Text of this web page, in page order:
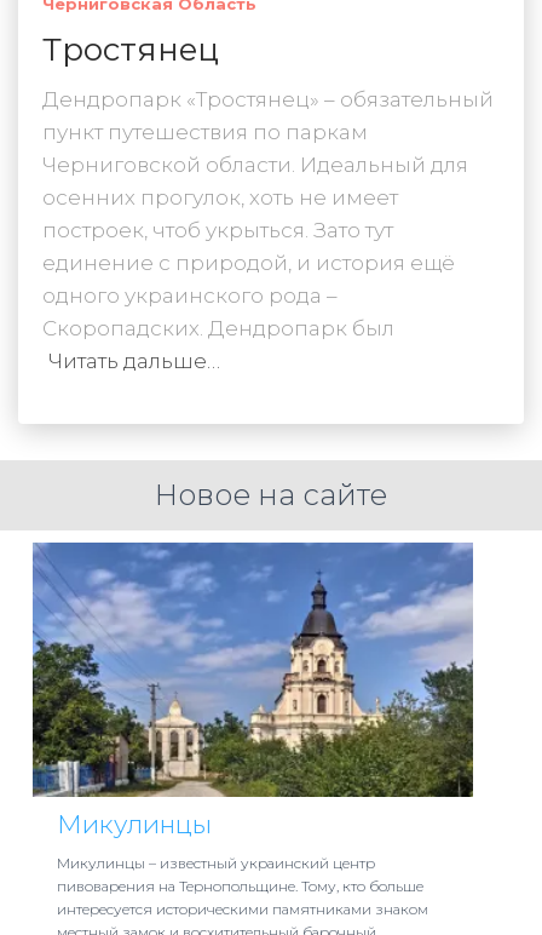
Тростянец
Дендропарк «Тростянец» – обязательный
пункт путешествия по паркам
Черниговской области. Идеальный для
осенних прогулок, хоть не имеет
построек, чтоб укрыться. Зато тут
единение с природой, и история ещё
одного украинского рода –
Скоропадских. Дендропарк был
Читать дальше…
Новое на сайте
Микулинцы
Микулинцы – известный украинский центр
пивоварения на Тернопольщине. Тому, кто больше
интересуется историческими памятниками знаком